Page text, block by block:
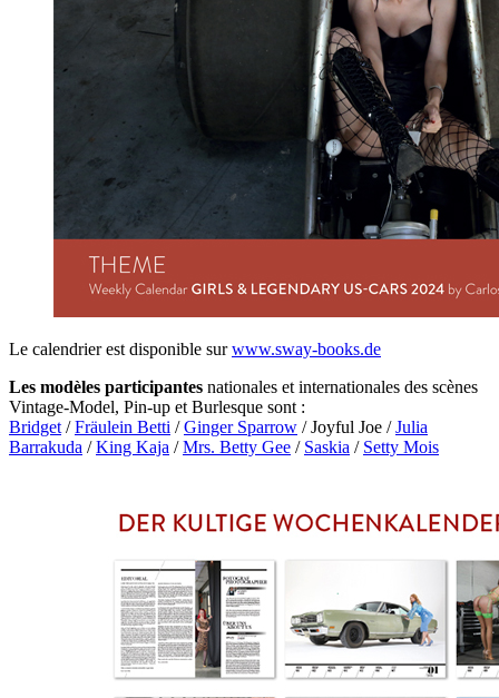
Le calendrier est disponible surwww.sway-books.de
Les modèles participantes nationales et internationales des scènes
Vintage-Model, Pin-up et Burlesque sont :
Bridget/Fräulein Betti /Ginger Sparrow / Joyful Joe /Julia
Barrakuda /King Kaja /Mrs. Betty Gee / Saskia / Setty Mois